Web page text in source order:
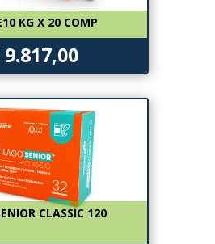
KG X 20 COMP
9.817,00
CLASSIC 120